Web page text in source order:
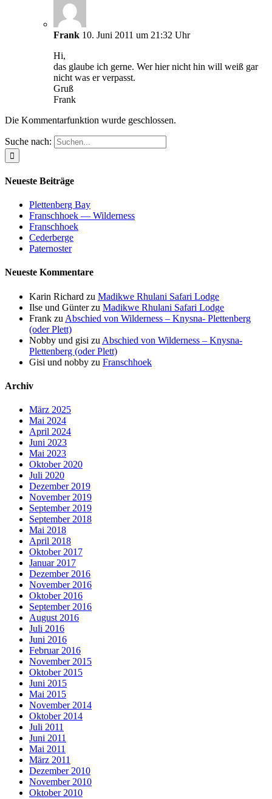
Frank 10. Juni 2011 um 21:32 Uhr
Hi,
das glaube ich gerne. Wer hier nicht hin will weiß gar
nicht was er verpasst.
Gruß
Frank
Die Kommentarfunktion wurde geschlossen.
Suche nach:
Neueste Beiträge
Plettenberg Bay
Franschhoek — Wilderness
Franschhoek
Cederberge
Paternoster
Neueste Kommentare
Karin Richard zu Madikwe Rhulani Safari Lodge
Ilse und Günterzu Madikwe Rhulani Safari Lodge
Frank zu Abschied von Wilderness – Knysna- Plettenberg
(oder Plett)
Nobby und gisi zu Abschied von Wilderness – Knysna-
Plettenberg (oder Plett)
Gisi und nobby zu Franschhoek
Archiv
März 2025
Mai 2024
April 2024
Juni 2023
Mai 2023
Oktober 2020
Juli 2020
Dezember 2019
November 2019
September 2019
September 2018
Mai 2018
April 2018
Oktober 2017
Januar 2017
Dezember 2016
November 2016
Oktober 2016
September 2016
August 2016
Juli 2016
Juni 2016
Februar 2016
November 2015
Oktober 2015
Juni 2015
Mai 2015
November 2014
Oktober 2014
Juli 2011
Juni 2011
Mai 2011
März 2011
Dezember 2010
November 2010
Oktober 2010